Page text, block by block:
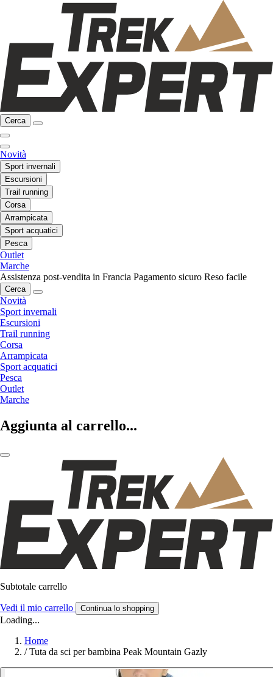
Cerca
Novità
Sport invernali
Escursioni
Trail running
Corsa
Arrampicata
Sport acquatici
Pesca
Outlet
Marche
Assistenza post-vendita in Francia Pagamento sicuro Reso facile
Cerca
Novità
Sport invernali
Escursioni
Trail running
Corsa
Arrampicata
Sport acquatici
Pesca
Outlet
Marche
Aggiunta al carrello...
Subtotale carrello
Vedi il mio carrello Continua lo shopping
Loading...
Home
/ Tuta da sci per bambina Peak Mountain Gazly